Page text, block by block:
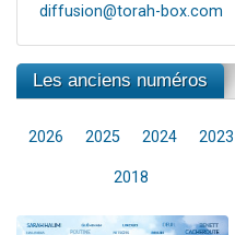
diffusion@torah-box.com
Les anciens numéros
2026 2025 2024 2023
2018